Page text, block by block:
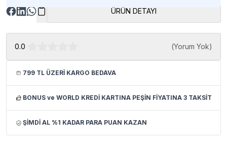
ÜRÜN DETAYI
0.0 (Yorum Yok)
799 TL ÜZERİ KARGO BEDAVA
BONUS ve WORLD KREDİ KARTINA PEŞİN FİYATINA 3 TAKSİT
ŞİMDİ AL %1 KADAR PARA PUAN KAZAN